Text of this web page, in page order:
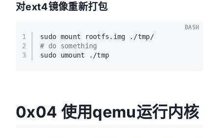
对ext4镜像重新打包
1
2
3
sudo mount rootfs.img ./tmp/
# do something
sudo umount ./tmp
BASH
0x04 使用qemu运行内核